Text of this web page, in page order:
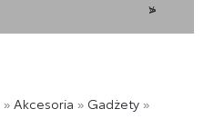
»Akcesoria » Gadżety»